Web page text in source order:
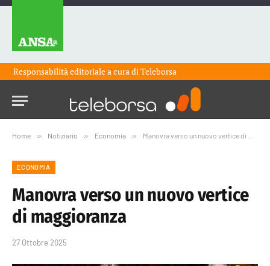
Responsabilità editoriale a cura diTeleborsa
Home » Notiziario » Economia » Manovra verso un nuovo vertice di maggioranza
ECONOMIA
Manovra verso un nuovo vertice
di maggioranza
27 Ottobre 2025